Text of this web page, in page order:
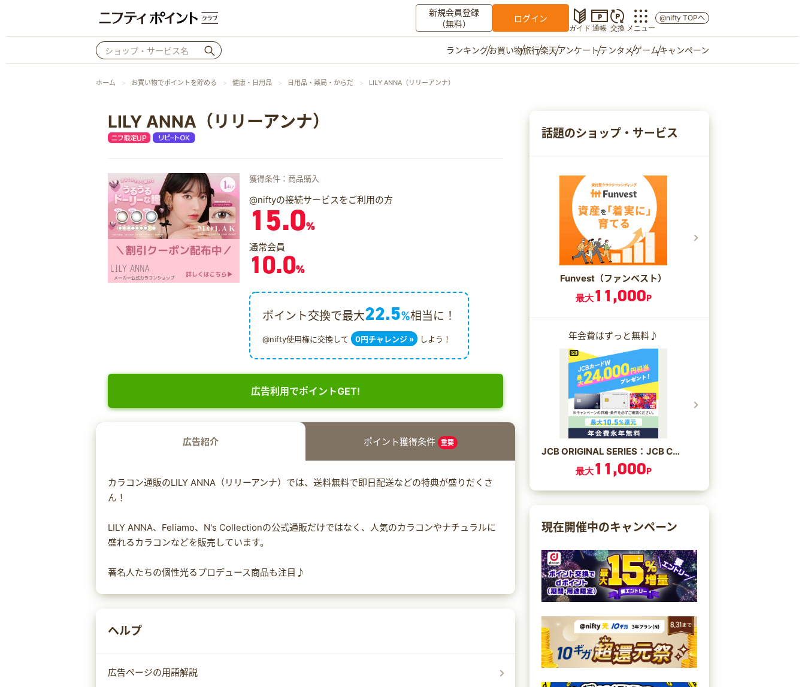
新規会員登録
（無料）
ログイン
ガイド 通帳 交換 メニュー
@nifty TOPへ
ランキングお買い物旅行楽天アンケートテンタメゲームキャンペーン
ホーム お買い物でポイントを貯める 健康・日用品 日用品・薬局・からだ LILY ANNA（リリーアンナ）
LILY ANNA（リリーアンナ）
獲得条件：商品購入
@niftyの接続サービスをご利用の方
15.0%
通常会員
10.0%
ポイント交換で最大22.5%相当に！
@nifty使用権に交換して 0円チャレンジ » しよう！
広告利用でポイントGET!
広告紹介 ポイント獲得条件 重要
カラコン通販のLILY ANNA（リリーアンナ）では、送料無料で即日配送などの特典が盛りだくさ
ん！
LILY ANNA、Feliamo、N's Collectionの公式通販だけではなく、人気のカラコンやナチュラルに
盛れるカラコンなどを販売しています。
著名人たちの個性光るプロデュース商品も注目♪
ヘルプ
広告ページの用語解説
話題のショップ・サービス
Funvest（ファンベスト）
最大11,000P
年会費はずっと無料♪
JCB ORIGINAL SERIES：JCB CARD W/JCB CARD W plus L
最大11,000P
現在開催中のキャンペーン